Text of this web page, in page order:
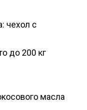
чехол с
до 200 кг
масла